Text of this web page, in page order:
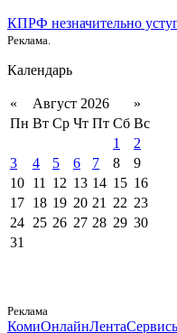
КПРФ незначительно
Реклама.
Календарь
« Август 2026
»
Пн Вт Ср Чт Пт Сб Вс
1
2
3
4 5 6 7 8
9
10 11 12 13 14 15 16
17 18 19 20 21 22 23
24 25 26 27 28 29 30
31
Реклама
КомиОнлайнЛента